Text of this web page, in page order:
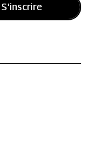
S'inscrire